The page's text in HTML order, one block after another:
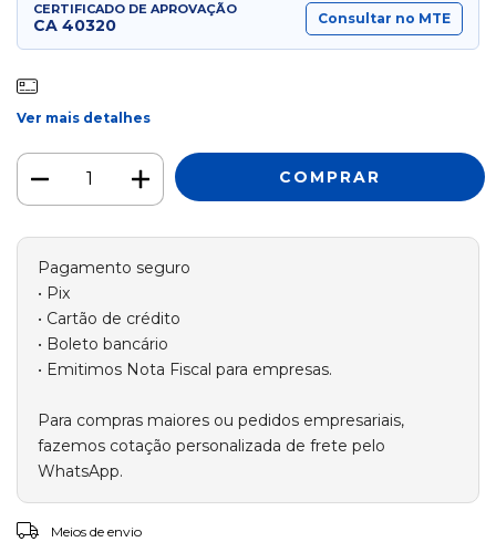
CERTIFICADO DE APROVAÇÃO
CA 40320 Consultar no MTE
Ver mais detalhes
Entregas para o CEP:
Meios de envio